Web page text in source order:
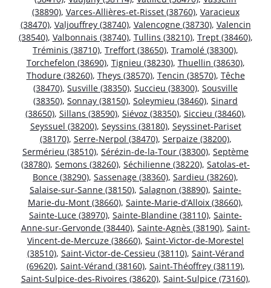
(38890), Varces-Allières-et-Risset (38760), Varacieux
(38470), Valjouffrey (38740), Valencogne (38730), Valencin
(38540), Valbonnais (38740), Tullins (38210), Trept (38460),
Tréminis (38710), Treffort (38650), Tramolé (38300),
Torchefelon (38690), Tignieu (38230), Thuellin (38630),
Thodure (38260), Theys (38570), Tencin (38570), Têche
(38470), Susville (38350), Succieu (38300), Sousville
(38350), Sonnay (38150), Soleymieu (38460), Sinard
(38650), Sillans (38590), Siévoz (38350), Siccieu (38460),
Seyssuel (38200), Seyssins (38180), Seyssinet-Pariset
(38170), Serre-Nerpol (38470), Serpaize (38200),
Sermérieu (38510), Sérézin-de-la-Tour (38300), Septème
(38780), Semons (38260), Séchilienne (38220), Satolas-et-
Bonce (38290), Sassenage (38360), Sardieu (38260),
Salaise-sur-Sanne (38150), Salagnon (38890), Sainte-
Marie-du-Mont (38660), Sainte-Marie-d’Alloix (38660),
Sainte-Luce (38970), Sainte-Blandine (38110), Sainte-
Anne-sur-Gervonde (38440), Sainte-Agnès (38190), Saint-
Vincent-de-Mercuze (38660), Saint-Victor-de-Morestel
(38510), Saint-Victor-de-Cessieu (38110), Saint-Vérand
(69620), Saint-Vérand (38160), Saint-Théoffrey (38119),
Saint-Sulpice-des-Rivoires (38620), Saint-Sulpice (73160),